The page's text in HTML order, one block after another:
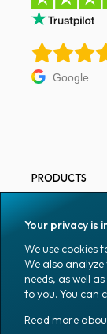
Google
PRODUCTS
Marking
Packaging
Packaging
accessories
Office goods
Your privacy is
We use cookies
We also
needs, as well
to you. You can
Read more